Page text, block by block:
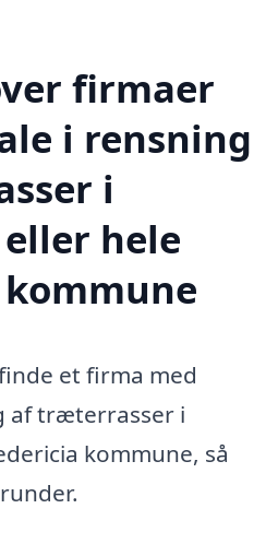
firmaer
i rensning
i
hele
et firma med
af træterrasser i
kommune, så